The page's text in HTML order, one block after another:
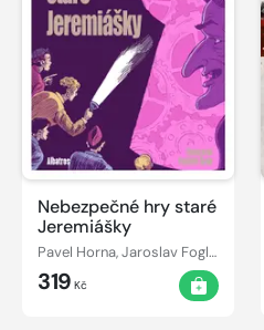
Nebezpečné hry staré
Jeremiášky
Pavel Horna, Jaroslav Foglar
319 Kč